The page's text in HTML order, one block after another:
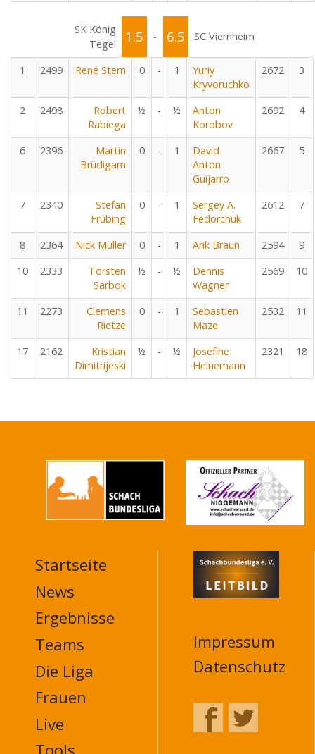
SK König
Tegel
1.5 - 6.5 SC Viernheim
1 2499 René Stern 0 - 1
Yuriy
Kryvoruchko
2672 3
2 2498
Robert
Rabiega
½ - ½
Anton
Korobov
2692 4
6 2396
Martin
Brüdigam
0 - 1
David
Anton
Guijarro
2667 5
7 2340
Stefan
Frübing
0 - 1
Sergey A.
Fedorchuk
2612 7
8 2364 Nick Müller 0 - 1 Arik Braun 2594
9
10
2333
Torsten
Sarbok
½ - ½
Dennis
Wagner
2569 10
11 2273
Clemens
Rietze
0 - 1
Sebastien
Maze
2532 11
17 2162
Kristian
Dimitrijeski
½ - ½
Josefine
Heinemann
2321 18
MAIN
NAVIGATION
FOOTER
Startseite
News
Ergebnisse
Teams
Die Liga
Frauen
Live
Impressum
Datenschutz